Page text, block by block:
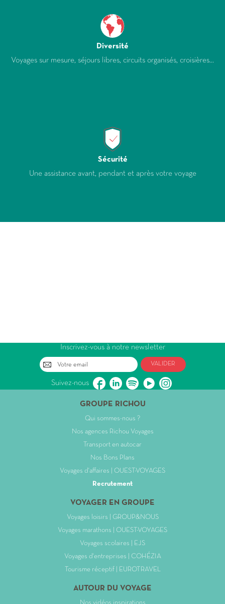
Diversité
Voyages sur mesure, séjours libres, circuits organisés, croisières...
Sécurité
Une assistance avant, pendant et après votre voyage
Inscrivez-vous à notre newsletter
VALIDER
Suivez-nous
GROUPE RICHOU
Qui sommes-nous ?
Nos agences Richou Voyages
Transport en autocar
Nos Bons Plans
Voyages d'affaires | OUEST-VOYAGES
Recrutement
VOYAGER EN GROUPE
Voyages loisirs | GROUP&NOUS
Voyages marathons | OUEST-VOYAGES
Voyages scolaires | EJS
Voyages d'entreprises | COHÉZIA
Tourisme réceptif | EUROTRAVEL
AUTOUR DU VOYAGE
Nos vidéos inspirations